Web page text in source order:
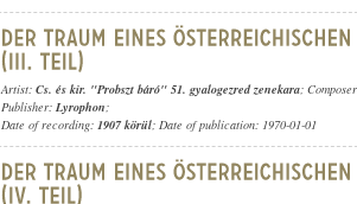
Artist: Cs. és kir. "Probszt báró" 51. gyalogezred zenekara;
Publisher: Lyrophon;
Date of recording: 1907 körül; Date of publication: 1970-01-01